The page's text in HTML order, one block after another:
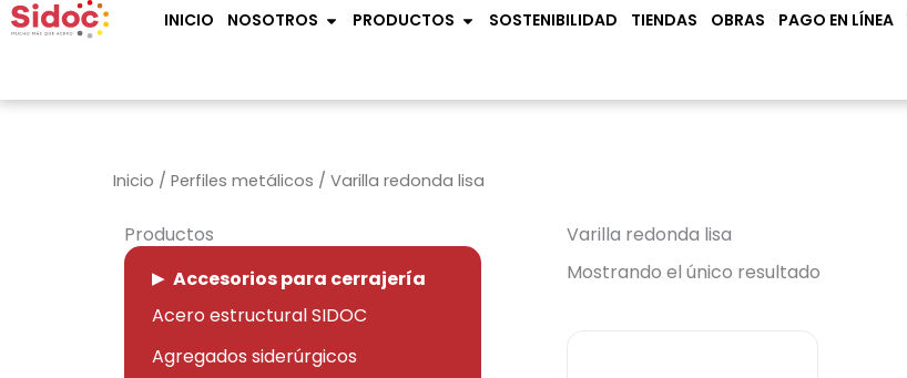
INICIO NOSOTROS OPEN NOSOTROS
PRODUCTOS OPEN PRODUCTOS
SOSTENIBILIDAD TIENDAS OBRAS PAGO EN LÍNEA
Inicio / Perfiles metálicos / Varilla redonda lisa
Productos
Accesorios para cerrajería
Acero estructural SIDOC
Agregados siderúrgicos
Varilla redonda lisa
Mostrando el único resultado